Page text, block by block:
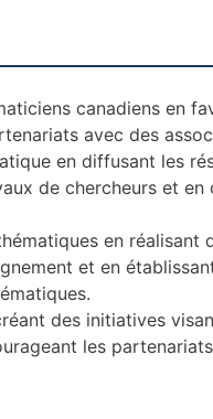
canadiens en
nariats avec des
en diffusant les
de chercheurs et en
en
et en
des initiatives
les